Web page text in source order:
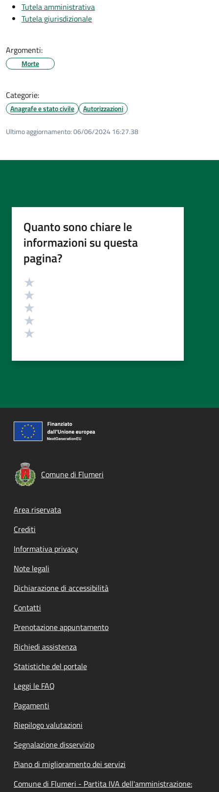
Tutela amministrativa
Tutela giurisdizionale
Argomenti:
Morte
Categorie:
Anagrafe e stato civile Autorizzazioni
Ultimo aggiornamento:06/06/2024 16:27.38
Quanto sono chiare le
informazioni su questa
pagina?
Valutazione
Comune di Flumeri
Footer menu
Area riservata
Crediti
Informativa privacy
Note legali
Dichiarazione di accessibilità
Contatti
Prenotazione appuntamento
Richiedi assistenza
Statistiche del portale
Leggi le FAQ
Pagamenti
Riepilogo valutazioni
Segnalazione disservizio
Piano di miglioramento dei servizi
Comune di Flumeri - Partita IVA dell'amministrazione: